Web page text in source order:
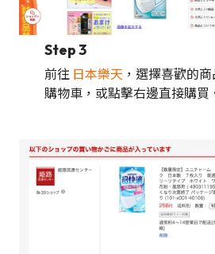
Step 3
前往 日本樂天 ，選擇喜歡的
購物車，或點擊右邊直接購買